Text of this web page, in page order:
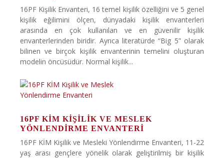
16PF Kişilik Envanteri, 16 temel kişilik özelliğini ve 5 genel
kişilik eğilimini ölçen, dünyadaki kişilik envanterleri
arasında en çok kullanılan ve en güvenilir kişilik
envanterlerinden biridir. Ayrıca literatürde “Big 5” olarak
bilinen ve birçok kişilik envanterinin temelini oluşturan
modelin öncüsüdür. Normal kişilik...
16PF KİM KIŞILIK VE MESLEK
YÖNLENDIRME ENVANTERI
16PF KİM Kişilik ve Mesleki Yönlendirme Envanteri, 11-22
yaş arası gençlere yönelik olarak geliştirilmiş bir kişilik